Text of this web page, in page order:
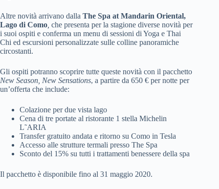
Altre novità arrivano dalla The Spa at Mandarin Oriental,
Lago di Como che presenta per la stagione diverse novità per
i suoi ospiti e conferma un menu di sessioni di Yoga e Thai
Chi ed escursioni personalizzate sulle colline panoramiche
circostanti.
Gli ospiti potranno scoprire tutte queste novità con il pacchetto
New Season, New Sensations, a partire da 650 € per notte per
un’offerta che include:
Colazione per due vista lago
Cena di tre portate al ristorante 1 stella Michelin
L˜ARIA
Transfer gratuito andata e ritorno su Como in Tesla
Accesso alle strutture termali presso The Spa
Sconto del 15% su tutti i trattamenti benessere della spa
Il pacchetto è disponibile fino al 31 maggio 2020.